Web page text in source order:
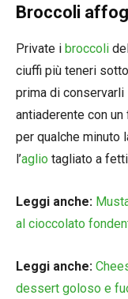
Broccoli
Private i broccoli
ciuffi più teneri
prima di conservarli
antiaderente con
per qualche minuto
l’aglio tagliato a
Leggi anche:
al cioccolato
Leggi anche:
dessert goloso e